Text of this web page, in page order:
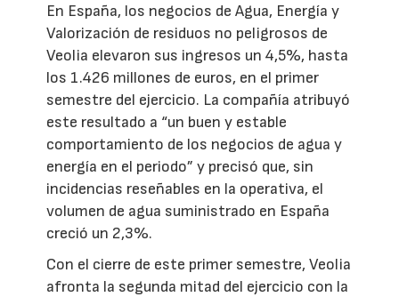
En España, los negocios de Agua, Energía y
Valorización de residuos no peligrosos de
Veolia elevaron sus ingresos un 4,5%, hasta
los 1.426 millones de euros, en el primer
semestre del ejercicio. La compañía atribuyó
este resultado a “un buen y estable
comportamiento de los negocios de agua y
energía en el periodo” y precisó que, sin
incidencias reseñables en la operativa, el
volumen de agua suministrado en España
creció un 2,3%.
Con el cierre de este primer semestre, Veolia
afronta la segunda mitad del ejercicio con la